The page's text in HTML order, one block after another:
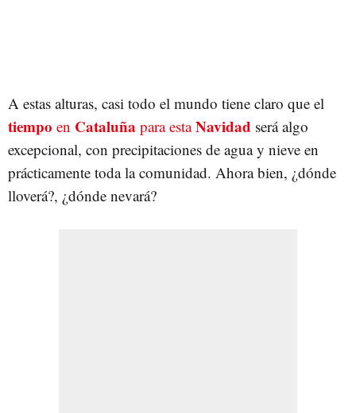
A estas alturas, casi todo el mundo tiene claro que el
tiempo en Cataluña para estaNavidad será algo
excepcional, con precipitaciones de agua y nieve en
prácticamente toda la comunidad. Ahora bien, ¿dónde
lloverá?, ¿dónde nevará?